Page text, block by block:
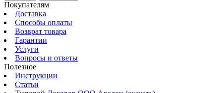
Покупателям
Доставка
Способы оплаты
Возврат товара
Гарантии
Услуги
Вопросы и ответы
Полезное
Инструкции
Статьи